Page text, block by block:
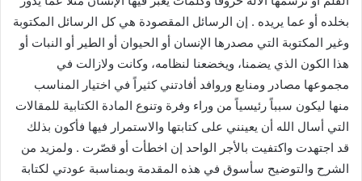
بخلده أو عما يريده . إن الرسائل المقصودة هي كل الرسائل المكتوبة
وغير المكتوبة التي مصدرها الإنسان أو الحيوان أو الطير أو النبات أو
هذا الكون الذي يضمنا، ويخضعنا لنظامه، وكانت ولازالت في
مجموعها مصادر ومنابع وروافد أفادتني كثيراً في اختيار المناسب
منها ليكون سبباً رئيسياً من وراء وفرة وتنوع المادة الكتابية للمقالات
التي أسال الله أن يعينني على كتابتها والاستمرار فيها فأكون بذلك
قد اجتهدت واكتفيت بالأجر الواحد إن اخطأت أو قصّرت . ولمزيد من
الشرح والتوضيح سأسوق في هذه المقدمة وبمناسبة عودتي لكتابة